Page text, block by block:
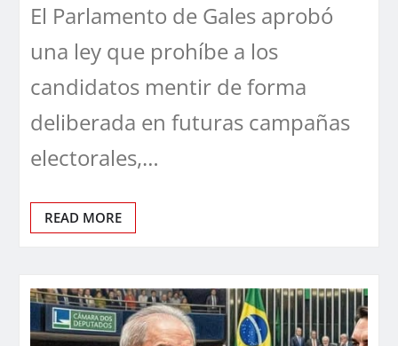
El Parlamento de Gales aprobó
una ley que prohíbe a los
candidatos mentir de forma
deliberada en futuras campañas
electorales,…
READ MORE